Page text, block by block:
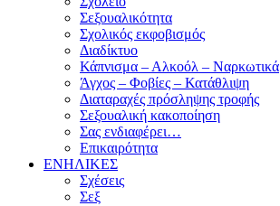
Σεξουαλικότητα
Σχολικός εκφοβισμός
Διαδίκτυο
Κάπνισμα – Αλκοόλ – Ναρκωτικά
Άγχος – Φοβίες – Κατάθλιψη
Διαταραχές πρόσληψης τροφής
Σεξουαλική κακοποίηση
Σας ενδιαφέρει…
Επικαιρότητα
ΕΝΗΛΙΚΕΣ
Σχέσεις
Σεξ